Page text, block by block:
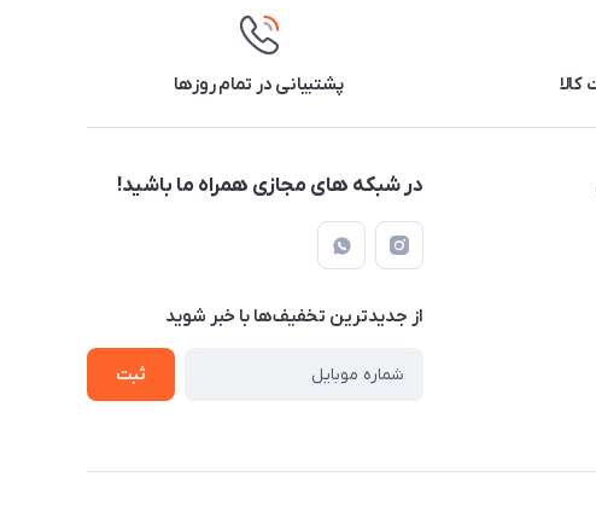
پشتیبانی در تمام روزها
در شبکه های مجازی همراه ما باشید!
از جدید‌ترین تخفیف‌ها با‌ خبر شوید
ثبت